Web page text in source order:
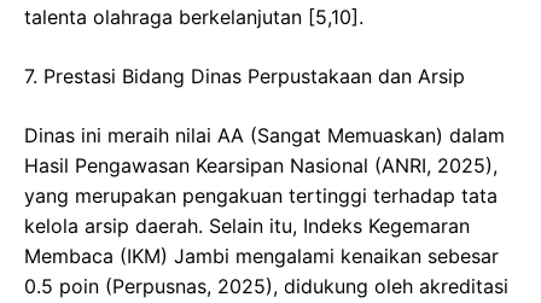
talenta olahraga berkelanjutan [5,10].
​7. Prestasi Bidang Dinas Perpustakaan dan Arsip
​Dinas ini meraih nilai AA (Sangat Memuaskan) dalam
Hasil Pengawasan Kearsipan Nasional (ANRI, 2025),
yang merupakan pengakuan tertinggi terhadap tata
kelola arsip daerah. Selain itu, Indeks Kegemaran
Membaca (IKM) Jambi mengalami kenaikan sebesar
0.5 poin (Perpusnas, 2025), didukung oleh akreditasi